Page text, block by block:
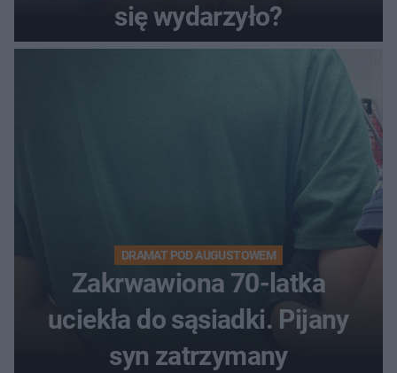
się wydarzyło?
DRAMAT POD AUGUSTOWEM
Zakrwawiona 70-latka
uciekła do sąsiadki. Pijany
syn zatrzymany